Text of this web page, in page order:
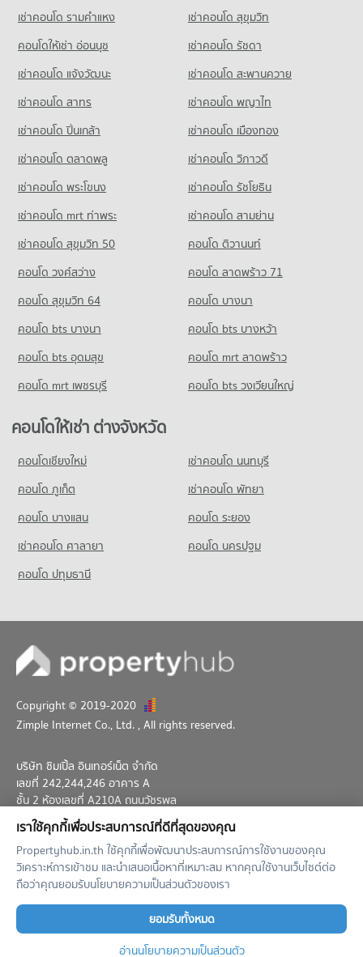
มีคอนโดให้เช่า 1,896 ประกาศ
ขายคอนโด รร.สารวิทยา
มีคอนโดขาย 890 ประกาศ
63 โครงการ
คอนโดให้เช่า รร.ราชวินิตบางเขน
มีคอนโดขาย 292 ประกาศ
คอนโด รร.มัธยมสาธิตวัดพระศรีมหาธาตุ
452 โครงการ
คอนโดให้เช่า รร.มัธยมสาธิตวัดพระศรีมหาธาตุ
มีคอนโดให้เช่า 3,925 ประกาศ
ขายคอนโด รร.มัธยมสาธิตวัดพระศรีมหาธาตุ
คอนโด ตลาดประชานิเวศน์ 1
198 โครงการ
คอนโดให้เช่า ตลาดประชานิเวศน์ 1
มีคอนโดให้เช่า 6,445 ประกาศ
ขายคอนโด ตลาดประชานิเวศน์ 1
มีคอนโดขาย 2,282 ประกาศ
คอนโด เทสโก้โลตัส พงษ์เพชร
คอนโดให้เช่า เทสโก้โลตัส พงษ์เพชร
มีคอนโดให้เช่า 3,530 ประกาศ
ขายคอนโด เทสโก้โลตัส พงษ์เพชร
มีคอนโดขาย 1,977 ประกาศ
434 โครงการ
คอนโดให้เช่า เทสโก้โลตัส หลักสี่
ขายคอนโด เทสโก้โลตัส หลักสี่
มีคอนโดขาย 1,475 ประกาศ
คอนโด บิ๊กซี แจ้งวัฒนะ
275 โครงการ
คอนโดให้เช่า บิ๊กซี แจ้งวัฒนะ
ขายคอนโด บิ๊กซี แจ้งวัฒนะ
มีคอนโดขาย 761 ประกาศ
คอนโด โฮมโปร ประชาชื่น
192 โครงการ
มีคอนโดขาย 1,224 ประกาศ
ขายคอนโด การไฟฟ้านครหลวง เขตบางเขน
มีคอนโดขาย 1,343 ประกาศ
489 โครงการ
คอนโดให้เช่า เกษตร
มีคอนโดขาย 4,262 ประกาศ
คอนโด การไฟฟ้าส่วนภูมิภาค (กฟภ.)
288 โครงการ
คอนโดให้เช่า การไฟฟ้าส่วนภูมิภาค (กฟภ.)
มีคอนโดให้เช่า 6,861 ประกาศ
ขายคอนโด การไฟฟ้าส่วนภูมิภาค (กฟภ.)
คอนโด หลักสี่พลาซ่า
คอนโดให้เช่า หลักสี่พลาซ่า
มีคอนโดให้เช่า 2,421 ประกาศ
มีคอนโดขาย 1,149 ประกาศ
คอนโดให้เช่า รพ.จุฬาภรณ์
มีคอนโดให้เช่า 1,477 ประกาศ
ขายคอนโด รพ.จุฬาภรณ์
มีคอนโดขาย 741 ประกาศ
คอนโด ศาลปกครองกลาง
คอนโดให้เช่า ศาลปกครองกลาง
มีคอนโดให้เช่า 1,213 ประกาศ
ขายคอนโด ศาลปกครองกลาง
มีคอนโดขาย 733 ประกาศ
เช่าคอนโด รามคําแหง
เช่าคอนโด สุขุมวิท
คอนโดให้เช่า อ่อนนุช
เช่าคอนโด รัชดา
เช่าคอนโด แจ้งวัฒนะ
เช่าคอนโด สะพานควาย
เช่าคอนโด สาทร
เช่าคอนโด พญาไท
เช่าคอนโด ปิ่นเกล้า
เช่าคอนโด เมืองทอง
เช่าคอนโด ตลาดพลู
เช่าคอนโด วิภาวดี
เช่าคอนโด พระโขนง
เช่าคอนโด รัชโยธิน
เช่าคอนโด mrt ท่าพระ
เช่าคอนโด สามย่าน
เช่าคอนโด สุขุมวิท 50
คอนโด ติวานนท์
คอนโด วงศ์สว่าง
คอนโด ลาดพร้าว 71
คอนโด สุขุมวิท 64
คอนโด บางนา
คอนโด bts บางนา
คอนโด bts บางหว้า
คอนโด bts อุดมสุข
คอนโด mrt ลาดพร้าว
คอนโด mrt เพชรบุรี
คอนโด bts วงเวียนใหญ่
คอนโดให้เช่า ต่างจังหวัด
คอนโดเชียงใหม่
เช่าคอนโด นนทบุรี
คอนโด ภูเก็ต
เช่าคอนโด พัทยา
คอนโด บางแสน
คอนโด ระยอง
เช่าคอนโด ศาลายา
คอนโด นครปฐม
คอนโด ปทุมธานี
Copyright © 2019-2020
Zimple Internet Co., Ltd. , All rights reserved.
บริษัท ซิมเปิ้ล อินเทอร์เน็ต จำกัด
เลขที่ 242,244,246 อาคาร A
ชั้น 2 ห้องเลขที่ A210A ถนนวัชรพล
แขวงท่าแร้ง เขตบางเขน กทม. 10230
02-026-3049
support@propertyhub.in.th
Term of Service
Privacy Policy Contact
Verified by
เราใช้คุกกี้เพื่อประสบการณ์ที่ดีที่สุดของคุณ
Propertyhub.in.th ใช้คุกกี้เพื่อพัฒนาประสบการณ์การใช้งานของคุณ
วิเคราะห์การเข้าชม และนำเสนอเนื้อหาที่เหมาะสม หากคุณใช้งานเว็บไซต์ต่อ
ถือว่าคุณยอมรับนโยบายความเป็นส่วนตัวของเรา
ยอมรับทั้งหมด
อ่านนโยบายความเป็นส่วนตัว